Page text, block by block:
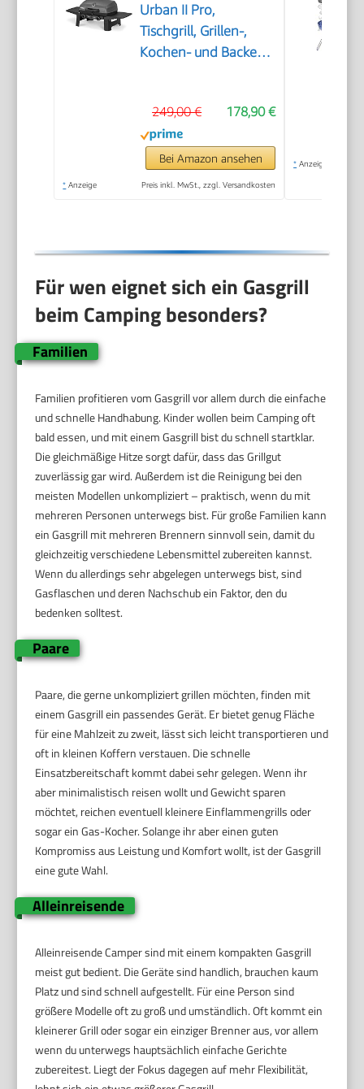
Urban II Pro,
Tischgrill, Grillen-,
Kochen- und Backen
Thermometer,
Balkon-, Camping-
Grill, Aluguss-
Gehäuse, Gusseisen-
178,90 €
249,00 €
Bei Amazon ansehen
* Anzeige Preis inkl. MwSt., zzgl. Versandkosten
* Anzeige
Für wen eignet sich ein Gasgrill
beim Camping besonders?
Familien
Familien profitieren vom Gasgrill vor allem durch die einfache
und schnelle Handhabung. Kinder wollen beim Camping oft
bald essen, und mit einem Gasgrill bist du schnell startklar.
Die gleichmäßige Hitze sorgt dafür, dass das Grillgut
zuverlässig gar wird. Außerdem ist die Reinigung bei den
meisten Modellen unkompliziert – praktisch, wenn du mit
mehreren Personen unterwegs bist. Für große Familien kann
ein Gasgrill mit mehreren Brennern sinnvoll sein, damit du
gleichzeitig verschiedene Lebensmittel zubereiten kannst.
Wenn du allerdings sehr abgelegen unterwegs bist, sind
Gasflaschen und deren Nachschub ein Faktor, den du
bedenken solltest.
Paare
Paare, die gerne unkompliziert grillen möchten, finden mit
einem Gasgrill ein passendes Gerät. Er bietet genug Fläche
für eine Mahlzeit zu zweit, lässt sich leicht transportieren und
oft in kleinen Koffern verstauen. Die schnelle
Einsatzbereitschaft kommt dabei sehr gelegen. Wenn ihr
aber minimalistisch reisen wollt und Gewicht sparen
möchtet, reichen eventuell kleinere Einflammengrills oder
sogar ein Gas-Kocher. Solange ihr aber einen guten
Kompromiss aus Leistung und Komfort wollt, ist der Gasgrill
eine gute Wahl.
Alleinreisende
Alleinreisende Camper sind mit einem kompakten Gasgrill
meist gut bedient. Die Geräte sind handlich, brauchen kaum
Platz und sind schnell aufgestellt. Für eine Person sind
größere Modelle oft zu groß und umständlich. Oft kommt ein
kleinerer Grill oder sogar ein einziger Brenner aus, vor allem
wenn du unterwegs hauptsächlich einfache Gerichte
zubereitest. Liegt der Fokus dagegen auf mehr Flexibilität,